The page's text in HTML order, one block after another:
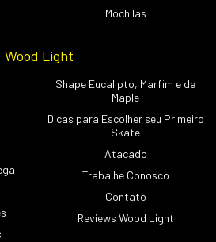
Mochilas
Wood Light
Shape Eucalipto, Marfim e de
Maple
Dicas para Escolher seu Primeiro
Skate
Atacado
Trabalhe Conosco
Contato
Reviews Wood Light